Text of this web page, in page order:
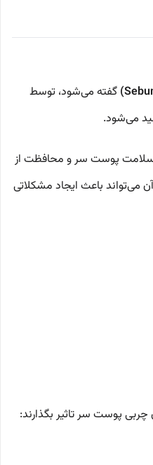
گفته می‌شود، توسط
می‌شود.
سلامت پوست سر و محافظت از
می‌تواند باعث ایجاد مشکلاتی
پوست سر تاثیر بگذارند: